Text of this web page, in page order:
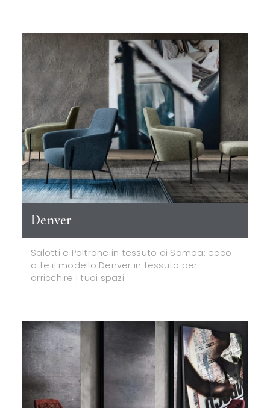
Denver
Salotti e Poltrone in tessuto di Samoa: ecco
a te il modello Denver in tessuto per
arricchire i tuoi spazi.